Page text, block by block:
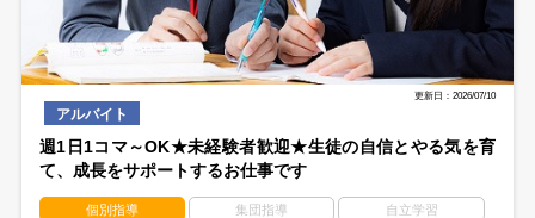
更新日：2026/07/10
アルバイト
週1日1コマ～OK★未経験者歓迎★生徒の自信とやる気を育
て、成長をサポートするお仕事です
個別指導 集団指導 自立学習